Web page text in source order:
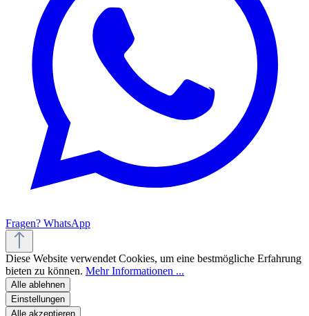
Fragen? WhatsApp
Diese Website verwendet Cookies, um eine bestmögliche Erfahrung
bieten zu können. Mehr Informationen ...
Alle ablehnen
Einstellungen
Alle akzeptieren